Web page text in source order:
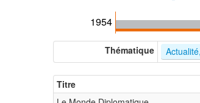
1954
Thématique
Titre